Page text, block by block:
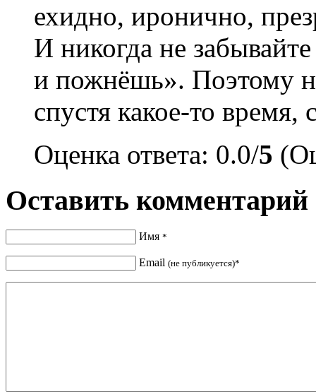
ехидно, иронично,
И никогда не
и пожнёшь». Поэтому
спустя какое-то
Оценка ответа: 0.0/5
Оставить комментарий
Имя *
Email (не публикуется)*